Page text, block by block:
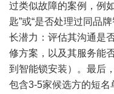
过类似故障的案例，例
匙”或“是否处理过同品
长潜力：评估其沟通是
修方案，以及其服务能
到智能锁安装）。最后
包含3-5家候选方的短